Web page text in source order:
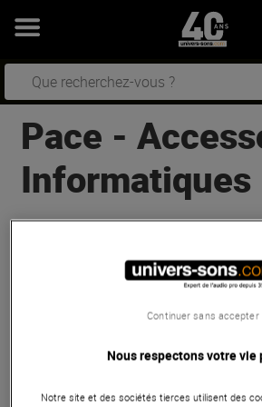
Pace -
Informatiques
Nous respectons votre vie
Notre site et des sociétés tierces utilisent des
Continuer sans accepter